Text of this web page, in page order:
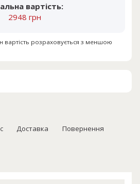
вартість:
2948 грн
вартість розраховується з меншою
Доставка Повернення